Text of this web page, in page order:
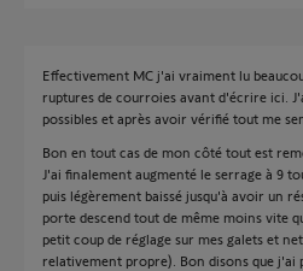
Effectivement MC j'ai vraiment lu
ruptures de courroies avant d'écrire ici.
possibles et après avoir vérifié tout me
Bon en tout cas de mon côté tout est
J'ai finalement augmenté le serrage à 9
puis légèrement baissé jusqu'à avoir un
porte descend tout de même moins vite
petit coup de réglage sur mes galets et
relativement propre). Bon disons que j'ai